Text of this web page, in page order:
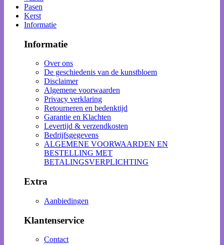
Pasen
Kerst
Informatie
Informatie
Over ons
De geschiedenis van de kunstbloem
Disclaimer
Algemene voorwaarden
Privacy verklaring
Retourneren en bedenktijd
Garantie en Klachten
Levertijd & verzendkosten
Bedrijfsgegevens
ALGEMENE VOORWAARDEN EN
BESTELLING MET
BETALINGSVERPLICHTING
Extra
Aanbiedingen
Klantenservice
Contact